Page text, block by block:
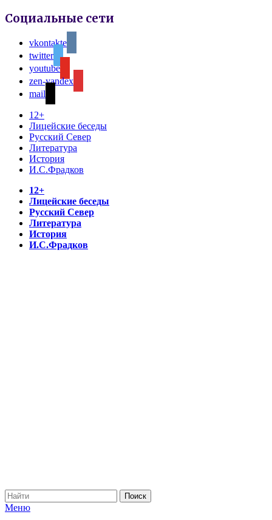
Социальные сети
vkontakte
twitter
youtube
zen-yandex
mail
12+
Лицейские беседы
Русский Север
Литература
История
И.С.Фрадков
12+
Лицейские беседы
Русский Север
Литература
История
И.С.Фрадков
Меню